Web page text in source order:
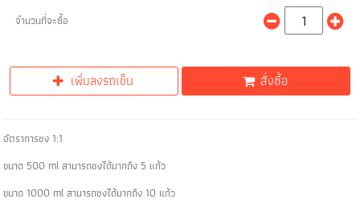
จำนวนที่จะซื้อ
เพิ่มลงรถเข็น สั่งซื้อ
อัตราการชง 1:1
ขนาด 500 ml สามารถชงได้มากถึง 5 แก้ว
ขนาด 1000 ml สามารถชงได้มากถึง 10 แก้ว